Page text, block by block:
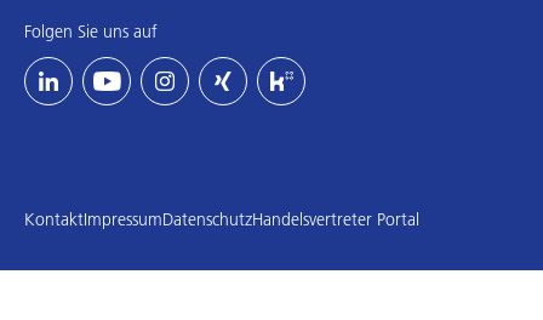
Folgen Sie uns auf
KontaktImpressumDatenschutzHandelsvertreter Portal